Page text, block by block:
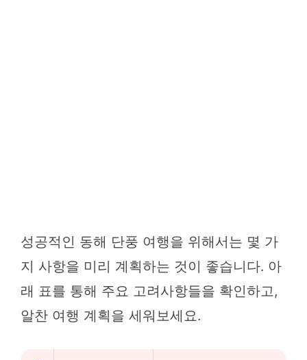
성공적인 동해 단풍 여행을 위해서는 몇 가
지 사항을 미리 계획하는 것이 좋습니다. 아
래 표를 통해 주요 고려사항들을 확인하고,
알찬 여행 계획을 세워보세요.